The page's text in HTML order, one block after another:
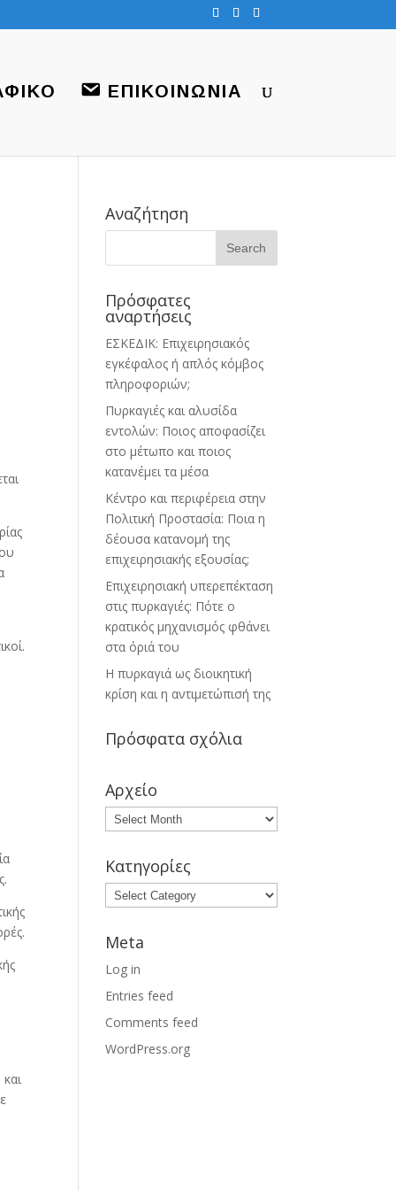
ΕΠΙΚΟΙΝΩΝΙΑ
Αναζήτηση
Πρόσφατες
αναρτήσεις
ΕΣΚΕΔΙΚ: Επιχειρησιακός
εγκέφαλος ή απλός κόμβος
πληροφοριών;
Πυρκαγιές και αλυσίδα
εντολών: Ποιος αποφασίζει
στο μέτωπο και ποιος
κατανέμει τα μέσα
Κέντρο και περιφέρεια στην
Πολιτική Προστασία: Ποια η
δέουσα κατανομή της
επιχειρησιακής εξουσίας;
Επιχειρησιακή υπερεπέκταση
στις πυρκαγιές: Πότε ο
κρατικός μηχανισμός φθάνει
στα όριά του
Η πυρκαγιά ως διοικητική
κρίση και η αντιμετώπισή της
Πρόσφατα σχόλια
Αρχείο
Αρχείο
Κατηγορίες
Κατηγορίες
Meta
Log in
Entries feed
Comments feed
WordPress.org